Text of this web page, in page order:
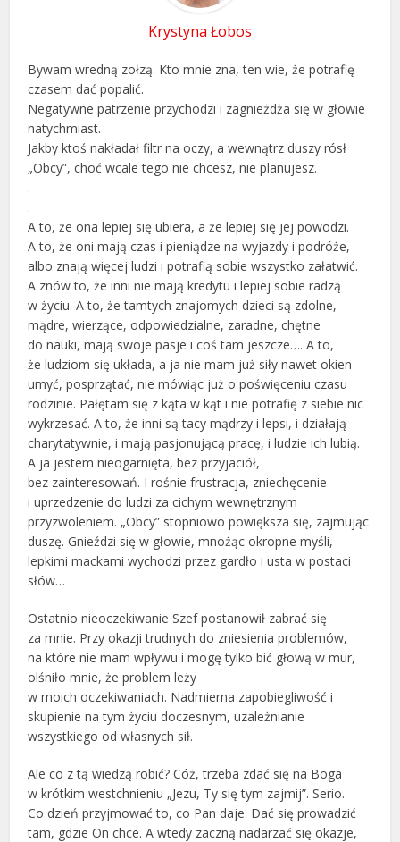
Krystyna Łobos
Bywam wredną zołzą. Kto mnie zna, ten wie, że potrafię
czasem dać popalić.
Negatywne patrzenie przychodzi i zagnieżdża się w głowie
natychmiast.
Jakby ktoś nakładał filtr na oczy, a wewnątrz duszy rósł
„Obcy”, choć wcale tego nie chcesz, nie planujesz.
.
.
A to, że ona lepiej się ubiera, a że lepiej się jej powodzi.
A to, że oni mają czas i pieniądze na wyjazdy i podróże,
albo znają więcej ludzi i potrafią sobie wszystko załatwić.
A znów to, że inni nie mają kredytu i lepiej sobie radzą
w życiu. A to, że tamtych znajomych dzieci są zdolne,
mądre, wierzące, odpowiedzialne, zaradne, chętne
do nauki, mają swoje pasje i coś tam jeszcze…. A to,
że ludziom się układa, a ja nie mam już siły nawet okien
umyć, posprzątać, nie mówiąc już o poświęceniu czasu
rodzinie. Pałętam się z kąta w kąt i nie potrafię z siebie nic
wykrzesać. A to, że inni są tacy mądrzy i lepsi, i działają
charytatywnie, i mają pasjonującą pracę, i ludzie ich lubią.
A ja jestem nieogarnięta, bez przyjaciół,
bez zainteresowań. I rośnie frustracja, zniechęcenie
i uprzedzenie do ludzi za cichym wewnętrznym
przyzwoleniem. „Obcy” stopniowo powiększa się, zajmując
duszę. Gnieździ się w głowie, mnożąc okropne myśli,
lepkimi mackami wychodzi przez gardło i usta w postaci
słów…
Ostatnio nieoczekiwanie Szef postanowił zabrać się
za mnie. Przy okazji trudnych do zniesienia problemów,
na które nie mam wpływu i mogę tylko bić głową w mur,
olśniło mnie, że problem leży
w moich oczekiwaniach. Nadmierna zapobiegliwość i
skupienie na tym życiu doczesnym, uzależnianie
wszystkiego od własnych sił.
Ale co z tą wiedzą robić? Cóż, trzeba zdać się na Boga
w krótkim westchnieniu „Jezu, Ty się tym zajmij”. Serio.
Co dzień przyjmować to, co Pan daje. Dać się prowadzić
tam, gdzie On chce. A wtedy zaczną nadarzać się okazje,